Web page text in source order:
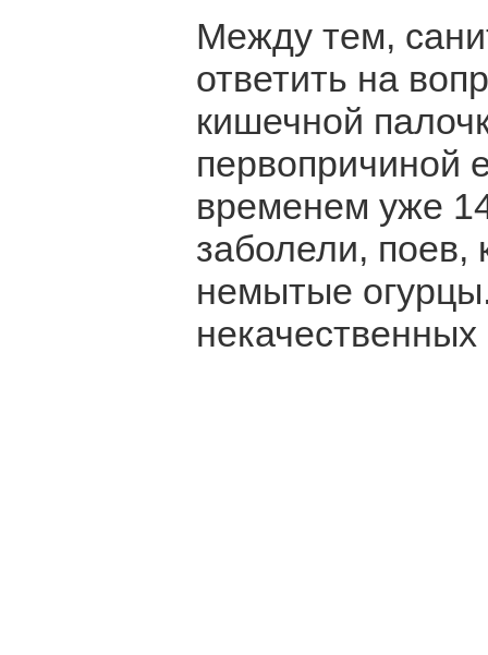
Между тем,
ответить на
кишечной
первопричиной
временем уже
заболели, поев,
немытые